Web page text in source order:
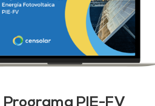
AÑADIR AL CARRITO / DETALLES